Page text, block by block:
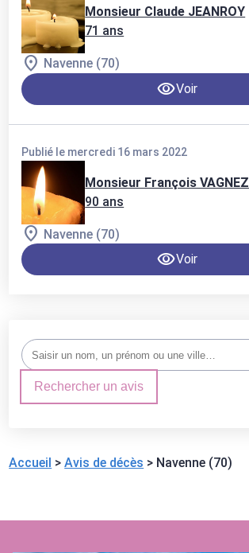
Monsieur Claude JEANROY
71 ans
Navenne (70)
Voir
Publié le mercredi 16 mars 2022
Monsieur François VAGNEZ
90 ans
Navenne (70)
Voir
Rechercher un avis
Accueil >Avis de décès > Navenne (70)